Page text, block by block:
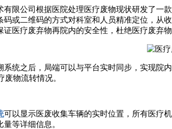
限公司根据医院处理医疗废物现状研发了一款
码或二维码的方式对科室和人员精准定位，从
医疗废弃物再院内的安全性，杜绝医疗废弃物
之后，局端可以与平台实时同步，实现院
废物流转情况。
可以显示医废收集车辆的实时位置，所有医疗
等详细信息。